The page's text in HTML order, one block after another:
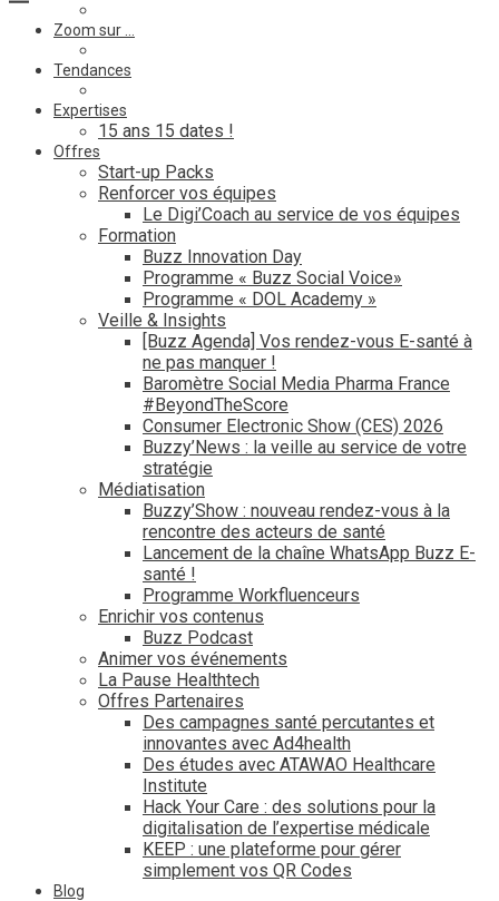
Zoom sur …
Tendances
Expertises
15 ans 15 dates !
Offres
Start-up Packs
Renforcer vos équipes
Le Digi’Coach au service de vos équipes
Formation
Buzz Innovation Day
Programme « Buzz Social Voice»
Programme « DOL Academy »
Veille & Insights
[Buzz Agenda] Vos rendez-vous E-santé à
ne pas manquer !
Baromètre Social Media Pharma France
#BeyondTheScore
Consumer Electronic Show (CES) 2026
Buzzy’News : la veille au service de votre
stratégie
Médiatisation
Buzzy’Show : nouveau rendez-vous à la
rencontre des acteurs de santé
Lancement de la chaîne WhatsApp Buzz E-
santé !
Programme Workfluenceurs
Enrichir vos contenus
Buzz Podcast
Animer vos événements
La Pause Healthtech
Offres Partenaires
Des campagnes santé percutantes et
innovantes avec Ad4health
Des études avec ATAWAO Healthcare
Institute
Hack Your Care : des solutions pour la
digitalisation de l’expertise médicale
KEEP : une plateforme pour gérer
simplement vos QR Codes
Blog